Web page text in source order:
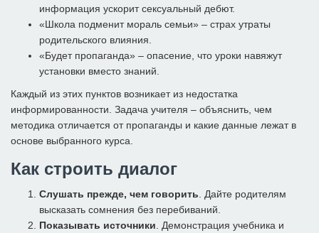
информация ускорит сексуальный дебют.
«Школа подменит мораль семьи» – страх утраты
родительского влияния.
«Будет пропаганда» – опасение, что уроки навяжут
установки вместо знаний.
Каждый из этих пунктов возникает из недостатка
информированности. Задача учителя – объяснить, чем
методика отличается от пропаганды и какие данные лежат в
основе выбранного курса.
Как строить диалог
Слушать прежде, чем говорить . Дайте родителям
высказать сомнения без перебиваний.
Показывать источники . Демонстрация учебника и